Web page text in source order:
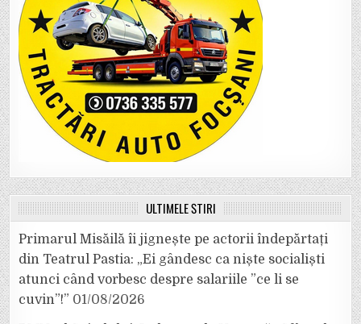
ULTIMELE ȘTIRI
Primarul Misăilă îi jignește pe actorii îndepărtați
din Teatrul Pastia: „Ei gândesc ca niște socialiști
atunci când vorbesc despre salariile ”ce li se
cuvin”!” 01/08/2026